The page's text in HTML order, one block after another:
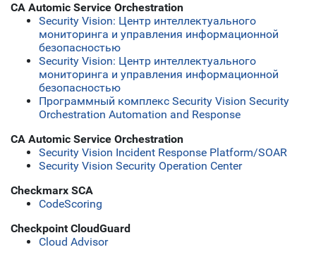
CA Automic Service Orchestration
Security Vision: Центр интеллектуального
мониторинга и управления информационной
безопасностью
Security Vision: Центр интеллектуального
мониторинга и управления информационной
безопасностью
Программный комплекс Security Vision Security
Orchestration Automation and Response
CA Automic Service Orchestration
Security Vision Incident Response Platform/SOAR
Security Vision Security Operation Center
Checkmarx SCA
CodeScoring
Checkpoint CloudGuard
Cloud Advisor